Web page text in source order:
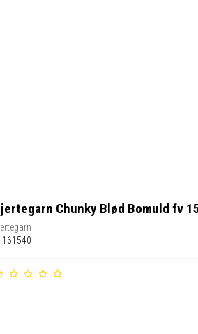
Chunky Blød Bomuld fv